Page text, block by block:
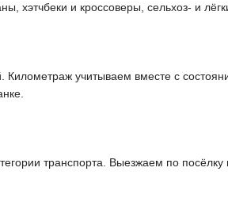
и кроссоверы, сельхоз- и
Километраж учитываем вместе с
транспорта. Выезжаем по